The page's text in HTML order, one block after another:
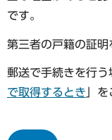
です。
第三者の戸籍の証明
郵送で手続きを行う
で取得するとき 」